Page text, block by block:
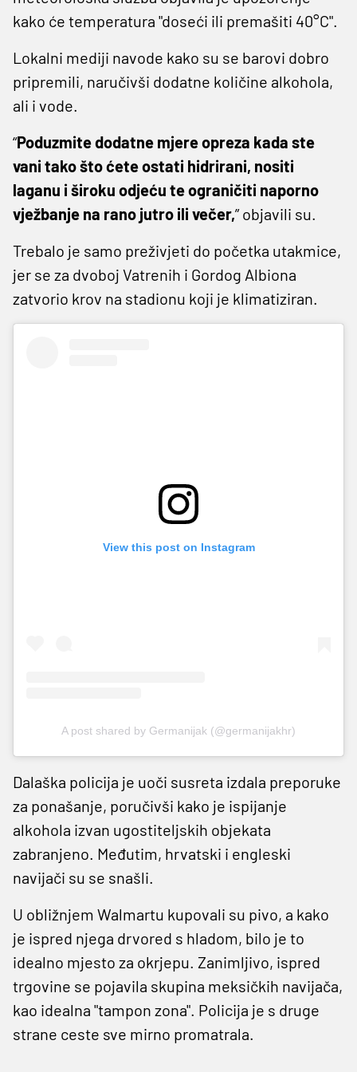
kako će temperatura "doseći ili premašiti 40°C".
Lokalni mediji navode kako su se barovi dobro
pripremili, naručivši dodatne količine alkohola,
ali i vode.
“Poduzmite dodatne mjere opreza kada ste
vani tako što ćete ostati hidrirani, nositi
laganu i široku odjeću te ograničiti naporno
vježbanje na rano jutro ili večer,” objavili su.
Trebalo je samo preživjeti do početka utakmice,
jer se za dvoboj Vatrenih i Gordog Albiona
zatvorio krov na stadionu koji je klimatiziran.
View this post on Instagram
A post shared by Germanijak (@germanijakhr)
Dalaška policija je uoči susreta izdala preporuke
za ponašanje, poručivši kako je ispijanje
alkohola izvan ugostiteljskih objekata
zabranjeno. Međutim, hrvatski i engleski
navijači su se snašli.
U obližnjem Walmartu kupovali su pivo, a kako
je ispred njega drvored s hladom, bilo je to
idealno mjesto za okrjepu. Zanimljivo, ispred
trgovine se pojavila skupina meksičkih navijača,
kao idealna "tampon zona". Policija je s druge
strane ceste sve mirno promatrala.